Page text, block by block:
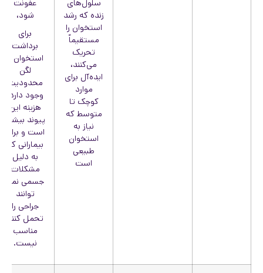
سلول‌های
زنده که رشد
استخوان را
مستقیماً
تحریک
می‌کنند،
ایده‌آل برای
موارد
کوچک تا
متوسط که
نیاز به
استخوان
طبیعی
است
عفونت
شود،
برای
برداشت
استخوان از
لگن
محدودیت
وجود دارد،
هزینه این
پیوند بیشتر
است و برای
بیمارانی که
به دلیل
مشکلات
جسمی نمی
توانند
جراحی را
تحمل کنند
مناسب
نیست.